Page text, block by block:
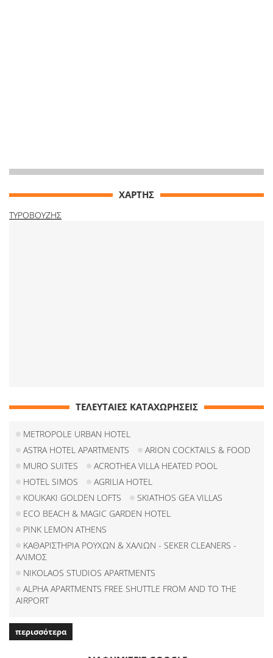
ΧΑΡΤΗΣ
ΤΥΡΟΒΟΥΖΗΣ
ΤΕΛΕΥΤΑΙΕΣ ΚΑΤΑΧΩΡΗΣΕΙΣ
METROPOLE URBAN HOTEL
ASTRA HOTEL APARTMENTS
ARION COCKTAILS & FOOD
MURO SUITES
ACROTHEA VILLA HEATED POOL
HOTEL SIMOS
AGRILIA HOTEL
KOUKAKI GOLDEN LOFTS
SKIATHOS GEA VILLAS
ECO BEACH & MAGIC GARDEN HOTEL
PINK LEMON ATHENS
ΚΑΘΑΡΙΣΤΗΡΙΑ ΡΟΥΧΩΝ & ΧΑΛΙΩΝ - SEKER CLEANERS -
ΑΛΙΜΟΣ
NIKOLAOS STUDIOS APARTMENTS
ALPHA APARTMENTS FREE SHUTTLE FROM AND TO THE
AIRPORT
περισσότερα